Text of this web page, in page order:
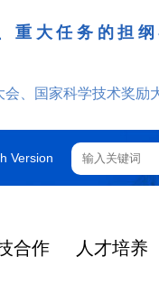
重大任务的担
、国家科学技术奖励
Version
合作 人才培养